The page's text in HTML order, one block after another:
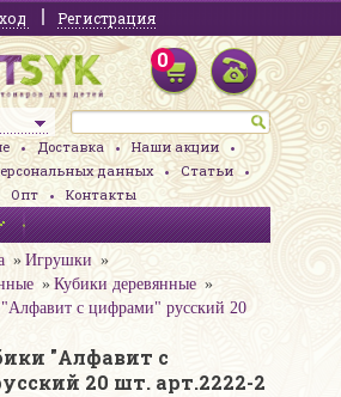
Регистрация
0
Доставка
Наши акции
данных
Статьи
Опт
Контакты
Игрушки
Кубики деревянные
с цифрами" русский 20
"Алфавит с
20 шт. арт.2222-2